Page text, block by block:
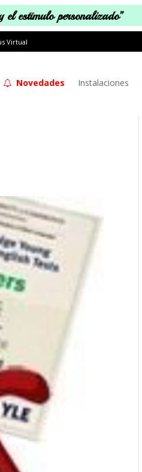
el estímulo personalizado”
Virtual
Novedades Instalaciones